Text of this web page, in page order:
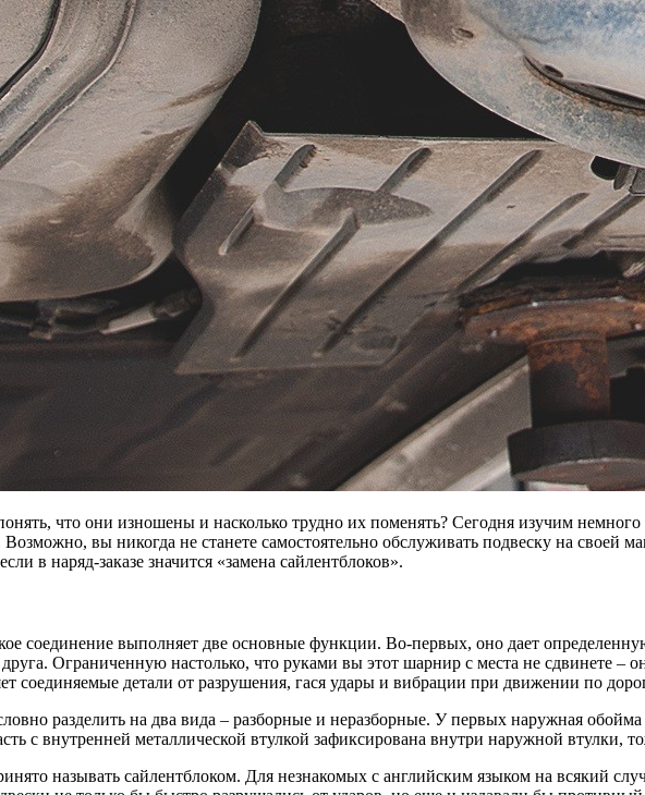
что они изношены и насколько трудно их поменять? Сегодня изучим
вы никогда не станете самостоятельно обслуживать подвеску на своей
в наряд-заказе значится «замена сайлентблоков».
соединение выполняет две основные функции. Во-первых, оно дает
Ограниченную настолько, что руками вы этот шарнир с места не сдвинете –
соединяемые детали от разрушения, гася удары и вибрации при движении по
разделить на два вида – разборные и неразборные. У первых наружная обойма
с внутренней металлической втулкой зафиксирована внутри наружной втулки,
называть сайлентблоком. Для незнакомых с английским языком на всякий